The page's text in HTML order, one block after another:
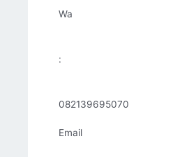
Wa
:
082139695070
Email